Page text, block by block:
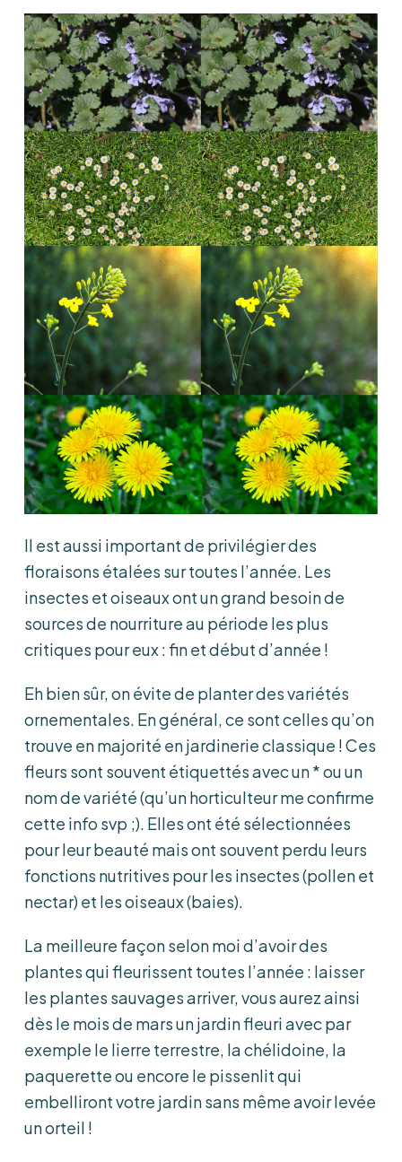
Il est aussi important de privilégier des
floraisons étalées sur toutes l’année. Les
insectes et oiseaux ont un grand besoin de
sources de nourriture au période les plus
critiques pour eux : fin et début d’année !
Eh bien sûr, on évite de planter des variétés
ornementales. En général, ce sont celles qu’on
trouve en majorité en jardinerie classique ! Ces
fleurs sont souvent étiquettés avec un * ou un
nom de variété (qu’un horticulteur me confirme
cette info svp ;). Elles ont été sélectionnées
pour leur beauté mais ont souvent perdu leurs
fonctions nutritives pour les insectes (pollen et
nectar) et les oiseaux (baies).
La meilleure façon selon moi d’avoir des
plantes qui fleurissent toutes l’année : laisser
les plantes sauvages arriver, vous aurez ainsi
dès le mois de mars un jardin fleuri avec par
exemple le lierre terrestre, la chélidoine, la
paquerette ou encore le pissenlit qui
embelliront votre jardin sans même avoir levée
un orteil !